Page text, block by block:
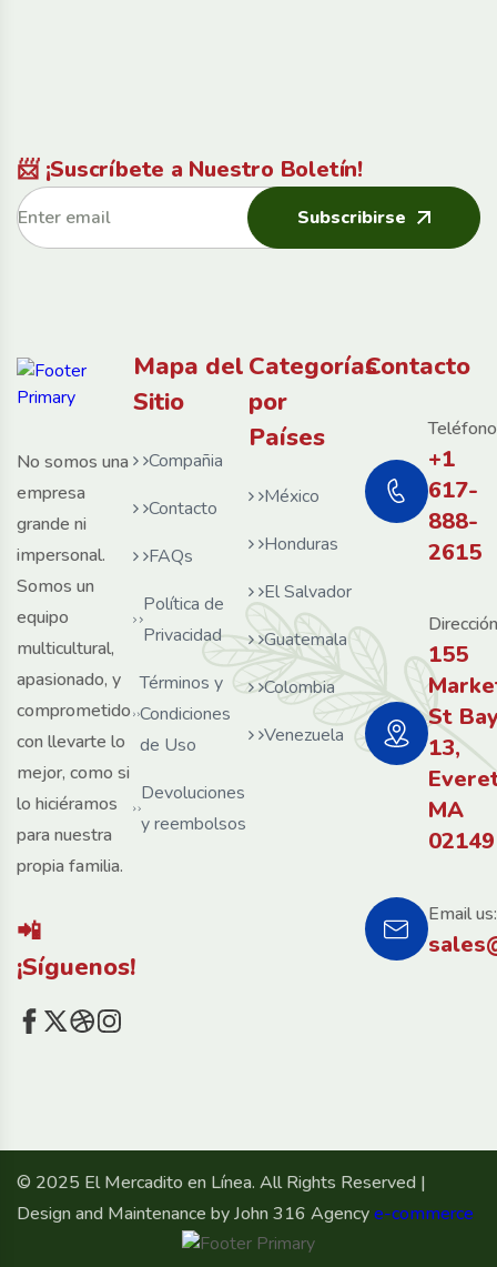
📨 ¡Suscríbete a Nuestro Boletín!
Subscribirse
No somos una
empresa
grande ni
impersonal.
Somos un
equipo
multicultural,
apasionado, y
comprometido
con llevarte lo
mejor, como si
lo hiciéramos
para nuestra
propia familia.
📲
¡Síguenos!
Mapa del
Sitio
Compañia
Contacto
FAQs
Política de
Privacidad
Términos y
Condiciones
de Uso
Devoluciones
y reembolsos
Categorías
por
Países
México
Honduras
El Salvador
Guatemala
Colombia
Venezuela
Contacto
+1
617-
888-
2615
155
St
13,
MA
02149
Email us:
© 2025 El Mercadito en Línea. All Rights Reserved |
Design and Maintenance by John 316 Agencye-commerce